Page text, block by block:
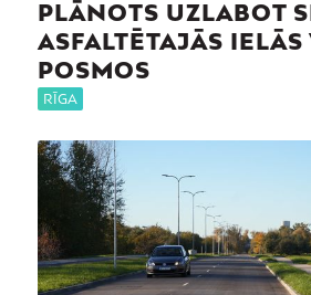
PLĀNOTS UZLABOT
ASFALTĒTAJĀS IELĀS
POSMOS
RĪGA